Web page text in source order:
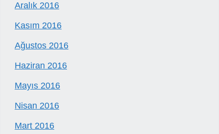
Aralık 2016
Kasım 2016
Ağustos 2016
Haziran 2016
Mayıs 2016
Nisan 2016
Mart 2016